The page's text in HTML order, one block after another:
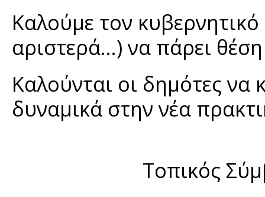
Καλούμε τον
αριστερά…) να πάρει
Καλούνται οι δημότες να
δυναμικά στην νέα
Τοπικός